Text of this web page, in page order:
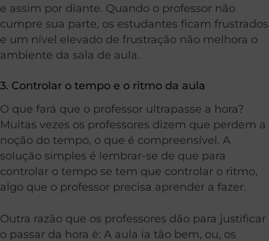
e assim por diante. Quando o professor não
cumpre sua parte, os estudantes ficam frustrados
e um nível elevado de frustração não melhora o
ambiente da sala de aula.
3. Controlar o tempo e o ritmo da aula
O que fará que o professor ultrapasse a hora?
Muitas vezes os professores dizem que perdem a
noção do tempo, o que é compreensível. A
solução simples é lembrar-se de que para
controlar o tempo se tem que controlar o ritmo,
algo que o professor precisa aprender a fazer.
Outra razão que os professores dão para justificar
o passar da hora é: A aula ia tão bem, ou, os